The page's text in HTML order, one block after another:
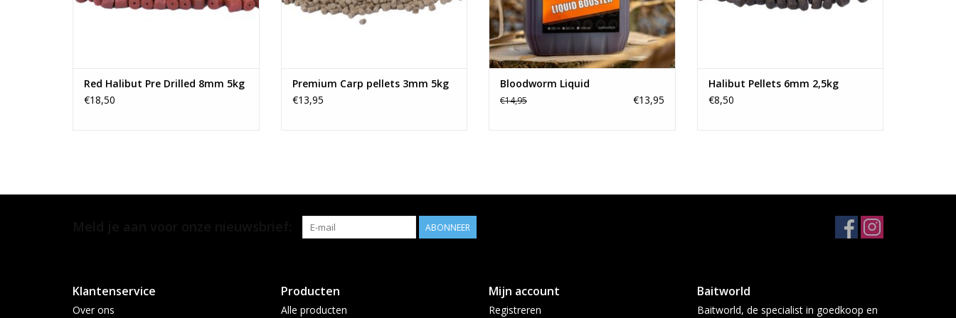
Red Halibut Pre Drilled 8mm 5kg
€18,50
Premium Carp pellets 3mm 5kg
€13,95
Bloodworm Liquid
€14,95 €13,95
Halibut Pellets 6mm 2,5kg
€8,50
ABONNEER
Klantenservice
Over ons
Producten
Alle producten
Mijn account
Registreren
Baitworld
Baitworld, de specialist in goedkoop en